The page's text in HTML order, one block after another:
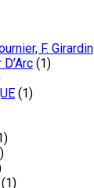
F. Girardin
(1)
(1)
(1)